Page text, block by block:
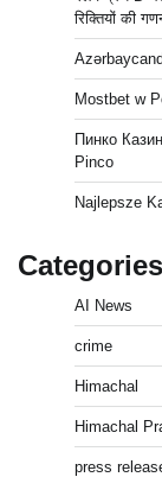
रिक्तियों की
Mostbet w
Пинко
Pinco
Najlepsze
Categories
AI News
crime
Himachal
Himachal
press